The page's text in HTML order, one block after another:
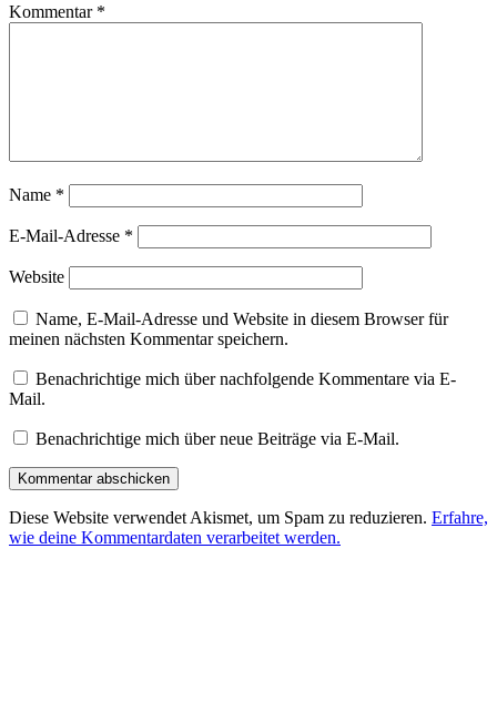
Kommentar *
Name *
E-Mail-Adresse *
Website
Name, E-Mail-Adresse und Website in diesem Browser für
meinen nächsten Kommentar speichern.
Benachrichtige mich über nachfolgende Kommentare via E-
Mail.
Benachrichtige mich über neue Beiträge via E-Mail.
Diese Website verwendet Akismet, um Spam zu reduzieren. Erfahre,
wie deine Kommentardaten verarbeitet werden.